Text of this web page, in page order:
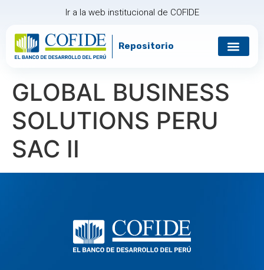
Ir a la web institucional de COFIDE
Repositorio
GLOBAL BUSINESS
SOLUTIONS PERU
SAC II